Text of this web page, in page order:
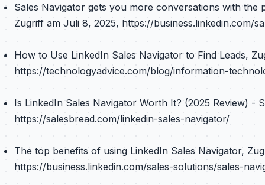
Sales Navigator gets you more conversations with
Zugriff am Juli 8, 2025, https://business.linkedin.com/
How to Use LinkedIn Sales Navigator to Find Leads,
https://technologyadvice.com/blog/information-
Is LinkedIn Sales Navigator Worth It? (2025 Review) -
https://salesbread.com/linkedin-sales-navigator/
The top benefits of using LinkedIn Sales Navigator,
https://business.linkedin.com/sales-solutions/sales-